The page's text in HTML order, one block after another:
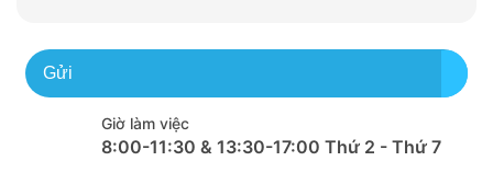
Gửi
Giờ làm việc
8:00-11:30 & 13:30-17:00 Thứ 2 - Thứ 7